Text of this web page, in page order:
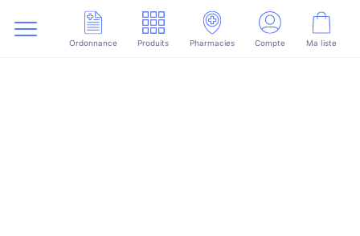
Ordonnance Produits Pharmacies Compte Ma liste